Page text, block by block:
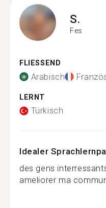
S.
Fes
FLIESSEND
Arabisch
LERNT
Türkisch
Idealer
des gens
ameliorer ma